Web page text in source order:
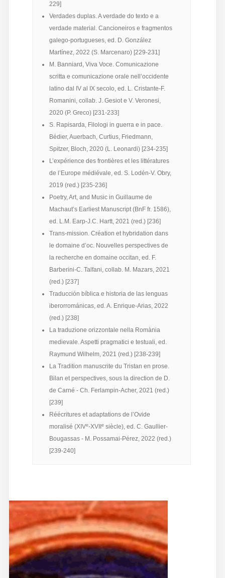
229]
Verdades duplas. A verdade do texto e a
verdade material. Cancioneiros e fragmentos
galego-portugueses, ed. D. González
Martínez, 2022 (S. Marcenaro) [229-231]
M. Banniard, Viva Voce. Comunicazione
scritta e comunicazione orale nell’occidente
latino dal IV al IX secolo, ed. L. Cristante-F.
Romanini, collab. J. Gesiot e V. Veronesi,
2020 (P. Greco) [231-233]
S. Rapisarda, Filologi in guerra e in pace.
Bédier, Auerbach, Curtius, Friedmann,
Spitzer, Bloch, 2020 (L. Leonardi) [234-235]
L’expérience des frontières et les littératures
de l’Europe médiévale, ed. S. Lodén-V. Obry,
2019 (red.) [235-236]
Poetry, Art, and Music in Guillaume de
Machaut’s Earliest Manuscript (BnF fr. 1586),
ed. L.M. Earp-J.C. Hartt, 2021 (red.) [236]
Trans-mission. Création et hybridation dans
le domaine d’oc. Nouvelles perspectives de
la recherche en domaine occitan, ed. F.
Barberini-C. Talfani, collab. M. Mazars, 2021
(red.) [237]
Traducción bíblica e historia de las lenguas
iberorrománicas, ed. A. Enrique-Arias, 2022
(red.) [238]
La traduzione orizzontale nella Romània
medievale. Aspetti pragmatici e testuali, ed.
Raymund Wilhelm, 2021 (red.) [238-239]
La Tradition manuscrite du Tristan en prose.
Bilan et perspectives, sous la direction de D.
de Carné - Ch. Ferlampin-Acher, 2021 (red.)
[239]
Réécritures et adaptations de l’Ovide
moralisé (XIVe-XVIIesiècle), ed. C. Gaullier-
Bougassas - M. Possamai-Pérez, 2022 (red.)
[239-240]